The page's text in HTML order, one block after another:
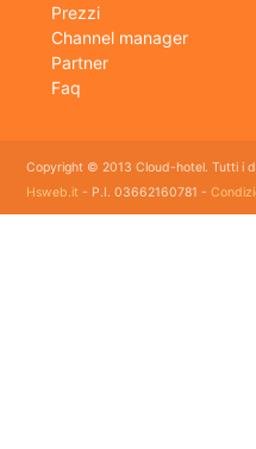
Prezzi
Channel manager
Partner
Faq
Copyright © 2013 Cloud-hotel. Tutti i
Hsweb.it - P.I. 03662160781 -